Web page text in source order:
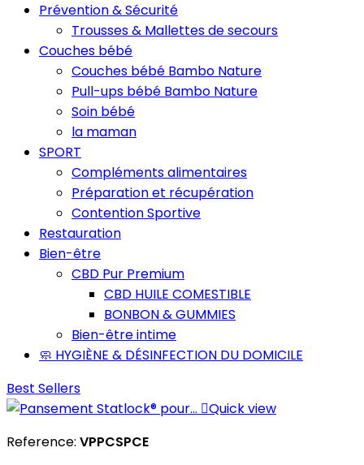
Prévention & Sécurité
Trousses & Mallettes de secours
Couches bébé
Couches bébé Bambo Nature
Pull-ups bébé Bambo Nature
Soin bébé
la maman
SPORT
Compléments alimentaires
Préparation et récupération
Contention Sportive
Restauration
Bien-être
CBD Pur Premium
CBD HUILE COMESTIBLE
BONBON & GUMMIES
Bien-être intime
🧼 HYGIÈNE & DÉSINFECTION DU DOMICILE
Best Sellers
Quick view
Reference: VPPCSPCE